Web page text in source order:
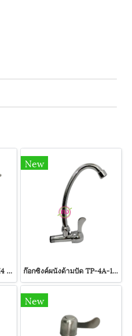
วาล์วต่อฝักบัว TPSp-2A-H4 TAMPA
New
ก๊อกซิงค์ผนังด้ามปัด TP-4A-1-16C TAMPA
New